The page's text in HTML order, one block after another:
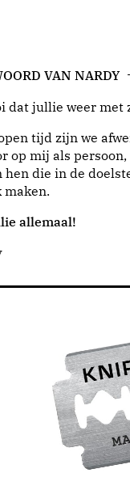
VAN NARDY
dat jullie weer met
tijd zijn we
op mij als
hen die in de
allemaal!